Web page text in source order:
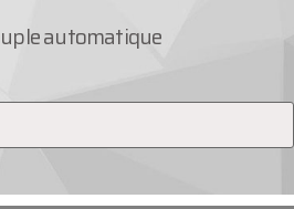
automatique